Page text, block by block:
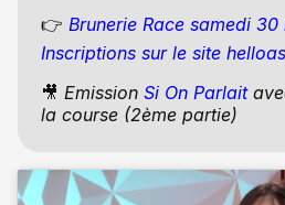
👉 Brunerie Race samedi
Inscriptions sur le site
🎥 Emission Si On Parlait
la course (2ème partie)